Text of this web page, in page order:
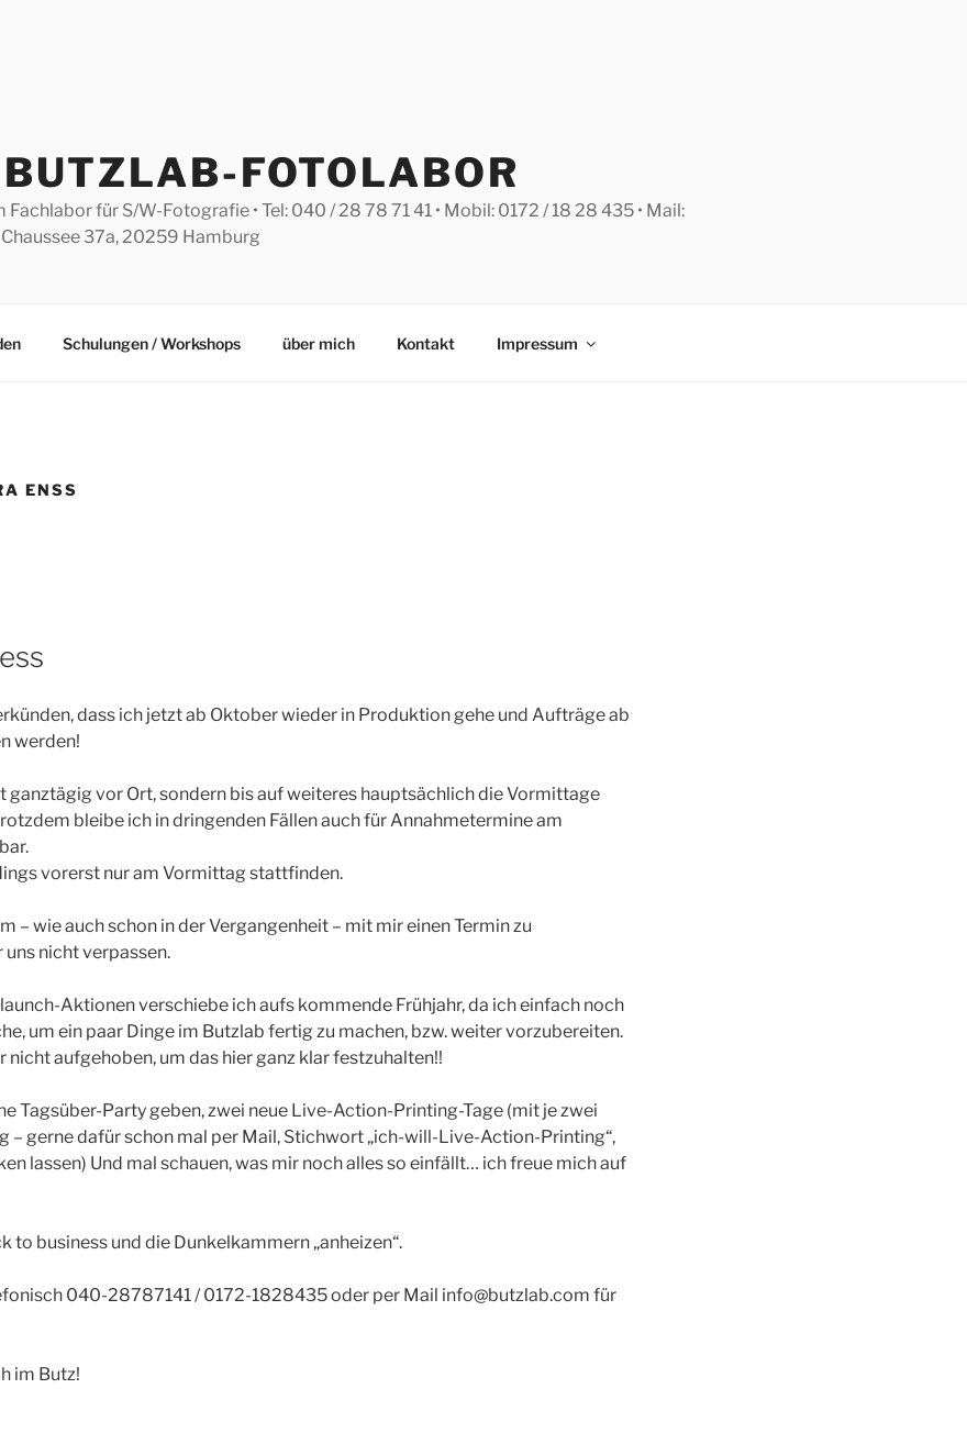
FOTOLABOR
für S/W-Fotografie • Tel: 040 / 28 78 71 41 • Mobil: 0172 / 18 28 435 • Mail:
37a, 20259 Hamburg
Schulungen / Workshops über mich Kontakt Impressum
ENSS
dass ich jetzt ab Oktober wieder in Produktion gehe und Aufträge ab
werden!
ganztägig vor Ort, sondern bis auf weiteres hauptsächlich die Vormittage
bleibe ich in dringenden Fällen auch für Annahmetermine am
vorerst nur am Vormittag stattfinden.
– wie auch schon in der Vergangenheit – mit mir einen Termin zu
nicht verpassen.
Aktionen verschiebe ich aufs kommende Frühjahr, da ich einfach noch
um ein paar Dinge im Butzlab fertig zu machen, bzw. weiter vorzubereiten.
nicht aufgehoben, um das hier ganz klar festzuhalten!!
Tagsüber-Party geben, zwei neue Live-Action-Printing-Tage (mit je zwei
– gerne dafür schon mal per Mail, Stichwort „ich-will-Live-Action-Printing“,
lassen) Und mal schauen, was mir noch alles so einfällt… ich freue mich auf
to business und die Dunkelkammern „anheizen“.
040-28787141 / 0172-1828435 oder per Mail info@butzlab.com für
im Butz!